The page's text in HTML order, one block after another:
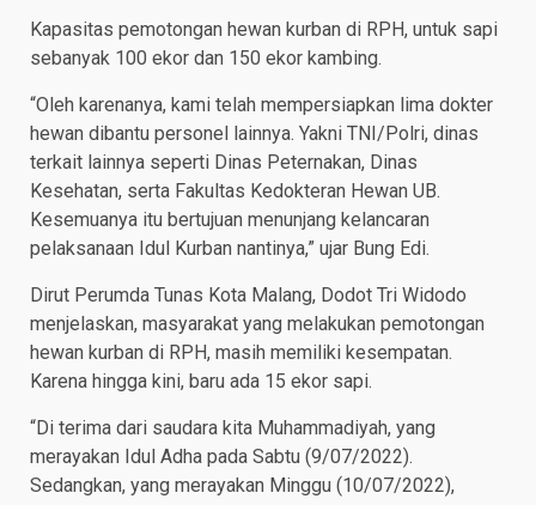
Kapasitas pemotongan hewan kurban di RPH, untuk sapi
sebanyak 100 ekor dan 150 ekor kambing.
“Oleh karenanya, kami telah mempersiapkan lima dokter
hewan dibantu personel lainnya. Yakni TNI/Polri, dinas
terkait lainnya seperti Dinas Peternakan, Dinas
Kesehatan, serta Fakultas Kedokteran Hewan UB.
Kesemuanya itu bertujuan menunjang kelancaran
pelaksanaan Idul Kurban nantinya,” ujar Bung Edi.
Dirut Perumda Tunas Kota Malang, Dodot Tri Widodo
menjelaskan, masyarakat yang melakukan pemotongan
hewan kurban di RPH, masih memiliki kesempatan.
Karena hingga kini, baru ada 15 ekor sapi.
“Di terima dari saudara kita Muhammadiyah, yang
merayakan Idul Adha pada Sabtu (9/07/2022).
Sedangkan, yang merayakan Minggu (10/07/2022),